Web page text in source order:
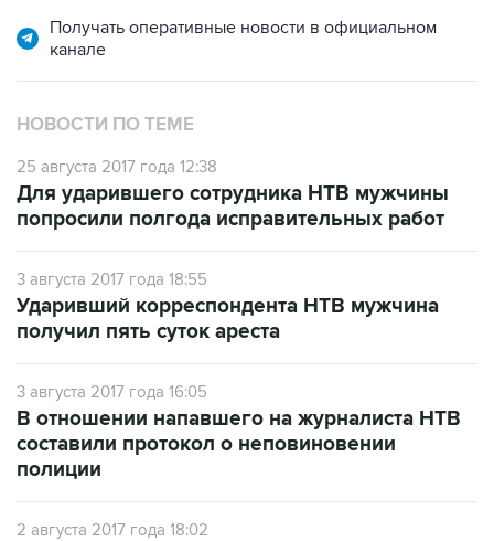
Получать оперативные новости в официальном
канале
НОВОСТИ ПО ТЕМЕ
25 августа 2017 года 12:38
Для ударившего сотрудника НТВ мужчины
попросили полгода исправительных работ
3 августа 2017 года 18:55
Ударивший корреспондента НТВ мужчина
получил пять суток ареста
3 августа 2017 года 16:05
В отношении напавшего на журналиста НТВ
составили протокол о неповиновении
полиции
2 августа 2017 года 18:02